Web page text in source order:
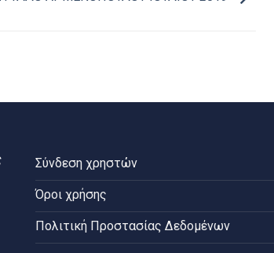
Σύνδεση χρηστών
Όροι χρήσης
Πολιτική Προστασίας Δεδομένων